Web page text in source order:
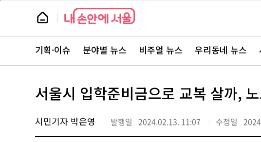
본
뉴
스
뉴
스
주
서
바
로
기획·이슈 분야별 뉴스 비주얼 뉴스 우리동네 뉴스
서울시 입학준비금으로 교복 살까,
시민기자 박은영 발행일 2024.02.13. 11:07 수정일
페